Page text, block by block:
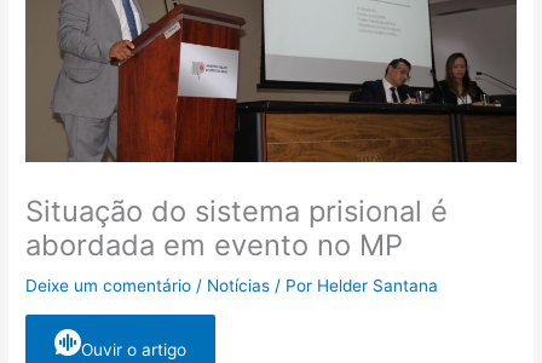
Situação do sistema prisional é
abordada em evento no MP
Deixe um comentário / Notícias / Por Helder Santana
Ouvir o artigo